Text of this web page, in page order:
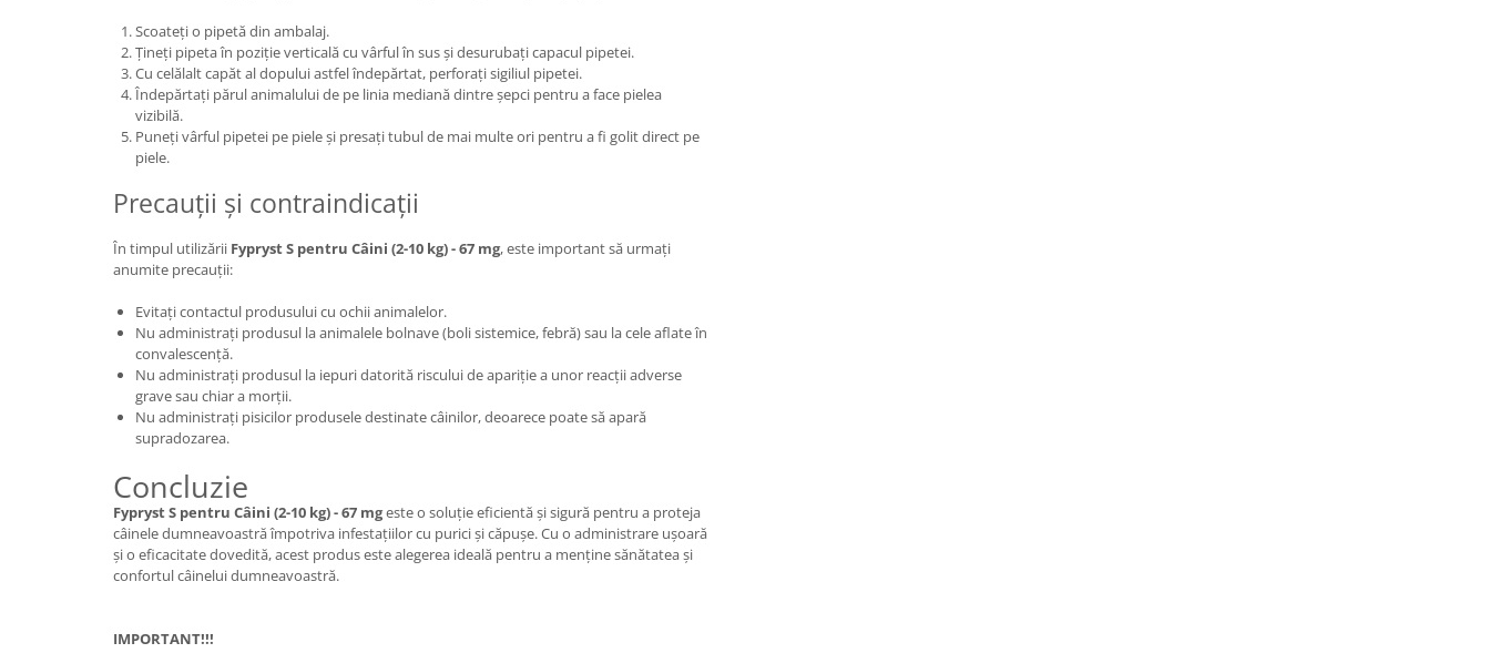
Scoateți o pipetă din ambalaj.
Țineți pipeta în poziție verticală cu vârful în sus și desurubați capacul pipetei.
Cu celălalt capăt al dopului astfel îndepărtat, perforați sigiliul pipetei.
Îndepărtați părul animalului de pe linia mediană dintre șepci pentru a face pielea
vizibilă.
Puneți vârful pipetei pe piele și presați tubul de mai multe ori pentru a fi golit direct pe
piele.
Precauții și contraindicații
În timpul utilizării Fypryst S pentru Câini (2-10 kg) - 67 mg, este important să urmați
anumite precauții:
Evitați contactul produsului cu ochii animalelor.
Nu administrați produsul la animalele bolnave (boli sistemice, febră) sau la cele aflate în
convalescență.
Nu administrați produsul la iepuri datorită riscului de apariție a unor reacții adverse
grave sau chiar a morții.
Nu administrați pisicilor produsele destinate câinilor, deoarece poate să apară
supradozarea.
Concluzie
Fypryst S pentru Câini (2-10 kg) - 67 mgeste o soluție eficientă și sigură pentru a proteja
câinele dumneavoastră împotriva infestațiilor cu purici și căpușe. Cu o administrare ușoară
și o eficacitate dovedită, acest produs este alegerea ideală pentru a menține sănătatea și
confortul câinelui dumneavoastră.
IMPORTANT!!!